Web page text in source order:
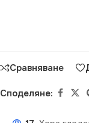
Сравняване
Споделяне: